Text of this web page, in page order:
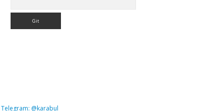
Telegram: @karabul